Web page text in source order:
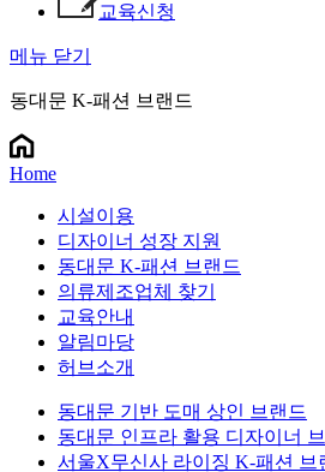
교육신청
메뉴 닫기
동대문 K-패션 브랜드
Home
시설이용
디자이너 성장 지원
동대문 K-패션 브랜드
의류제조업체 찾기
교육안내
알림마당
허브소개
동대문 기반 도매 상인 브랜드
동대문 인프라 활용 디자이너
서울X무신사 라이징 K-패션 브